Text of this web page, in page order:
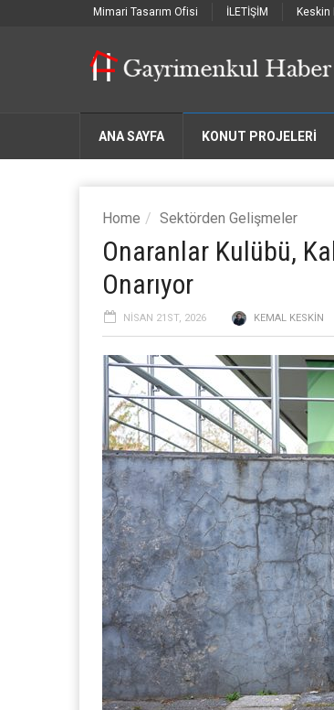
Mimari Tasarım Ofisi İLETİŞİM Keskin
ANA SAYFA KONUT PROJELERİ
Home Sektörden Gelişmeler
Onaranlar Kulübü,
Onarıyor
NISAN 21ST, 2026 KEMAL KESKIN